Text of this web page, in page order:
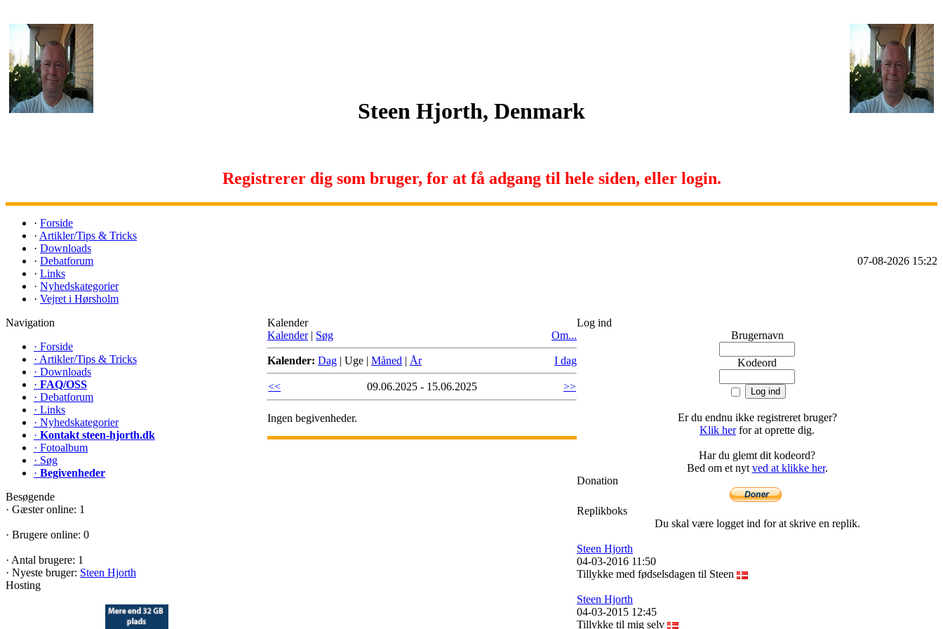
Steen Hjorth, Denmark
Registrerer dig som bruger, for at få adgang til hele siden, eller login.
· Forside
· Artikler/Tips & Tricks
· Downloads
· Debatforum
· Links
· Nyhedskategorier
· Vejret i Hørsholm
07-08-2026 15:22
Navigation
· Forside
· Artikler/Tips & Tricks
· Downloads
· FAQ/OSS
· Debatforum
· Links
· Nyhedskategorier
· Kontakt steen-hjorth.dk
· Fotoalbum
· Søg
· Begivenheder
Besøgende
· Gæster online: 1
· Brugere online: 0
· Antal brugere: 1
· Nyeste bruger: Steen Hjorth
Hosting
Kalender
Kalender | Søg Om...
Kalender: Dag | Uge | Måned | År I dag
<< 09.06.2025 - 15.06.2025 >>
Ingen begivenheder.
Log ind
Brugernavn
Kodeord
Er du endnu ikke registreret bruger?
Klik herfor at oprette dig.
Har du glemt dit kodeord?
Bed om et nyt ved at klikke her.
Donation
Replikboks
Du skal være logget ind for at skrive en replik.
Steen Hjorth
04-03-2016 11:50
Tillykke med fødselsdagen til Steen
Steen Hjorth
04-03-2015 12:45
Tillykke til mig selv